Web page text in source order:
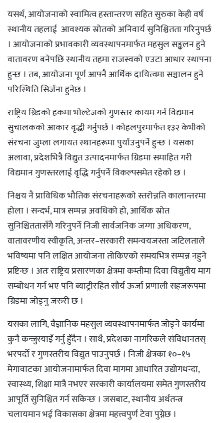
यसर्थ, आयोजनाको स्वामित्व हस्तान्तरण सहित सुरुका केही वर्ष
स्थानीय तहलाई आवश्यक स्रोतको अनिवार्य सुनिश्चितता गरिनुपर्छ
। आयोजनाको प्रभावकारी व्यवस्थापनमार्फत महसुल सङ्कलन हुने
वातावरण बनेपछि स्थानीय तहमा राजस्वको एउटा आधार स्थापना
हुन्छ । तब, आयोजना पूर्ण आफ्नै आर्थिक दायित्वमा सञ्चालन हुने
परिस्थिति सिर्जना हुनेछ ।
राष्ट्रिय ग्रिडको हकमा भोल्टेजको गुणस्तर कायम गर्न विद्यमान
सुचालकको आकार वृद्धी गर्नुपर्छ । कोहलपुरमार्फत १३२ केभीको
संरचना जुम्ला लगायत स्थानहरूमा पुर्याउनुपर्ने हुन्छ । यसका
अलावा, प्रदेशभित्रै विद्युत उत्पादनमार्फत ग्रिडमा समाहित गरी
विद्यमान गुणस्तरलाई वृद्धि गर्नुपर्ने विकल्पसमेत रहेको छ ।
निश्चय नै प्राविधिक भौतिक संरचनाहरूको स्तरोन्नति कालान्तरमा
होला । सन्दर्भ, मात्र सम्पन्न अवधिको हो, आर्थिक स्रोत
सुनिश्चिततासँगै गरिनुपर्ने निजी सार्वजनिक जग्गा अधिकरण,
वातावरणीय स्वीकृति, अन्तर–सरकारी समन्वयजस्ता जटिलताले
भविष्यमा पनि लक्षित आयोजना तोकिएको समयभित्र सम्पन्न नहुने
प्रष्टिन्छ । अतः राष्ट्रिय प्रसारणका क्षेत्रमा कम्तीमा दिवा विद्युतीय माग
सम्बोधन गर्न भए पनि ब्याट्रीरहित सौर्य ऊर्जा प्रणाली सहजरूपमा
ग्रिडमा जोड्नु जरुरी छ ।
यसका लागि, वैज्ञानिक महसुल व्यवस्थापनमार्फत जोड्ने कार्यमा
कुनै कन्जुस्याइँ गर्नु हुँदैन । साथै, प्रदेशका नागरिकले संविधानतस्
भरपर्दो र गुणस्तरीय विद्युत पाउनुपर्छ । निजी क्षेत्रका १०–१५
मेगावाटका आयोजनामार्फत दिवा मागमा आधारित उद्योगधन्दा,
स्वास्थ्य, शिक्षा मात्रै नभएर सरकारी कार्यालयमा समेत गुणस्तरीय
आपूर्ति सुनिश्चित गर्न सकिन्छ । जसबाट, स्थानीय अर्थतन्त्र
चलायमान भई विकासका क्षेत्रमा महत्त्वपुर्ण टेवा पुग्नेछ ।